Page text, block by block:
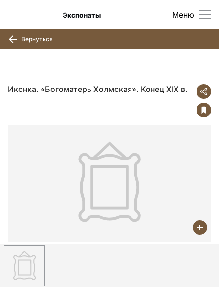
Меню
Экспонаты
Вернуться
Иконка. «Богоматерь Холмская». Конец XIX в.